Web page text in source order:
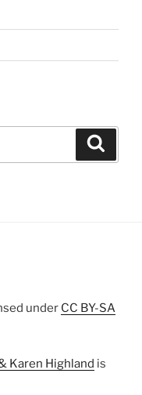
under CC BY-SA
Karen Highland is